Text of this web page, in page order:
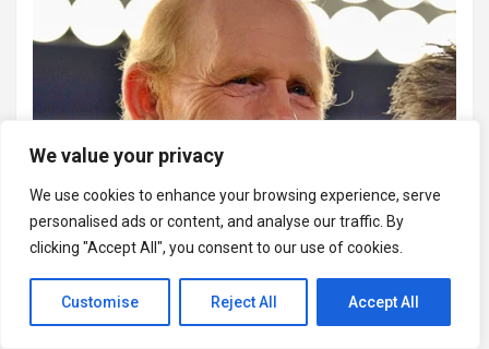
We value your privacy
We use cookies to enhance your browsing experience, serve
personalised ads or content, and analyse our traffic. By
clicking "Accept All", you consent to our use of cookies.
Customise Reject All Accept All